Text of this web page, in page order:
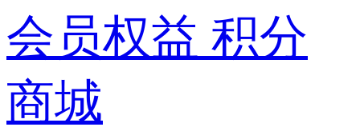
会员权益 积分
商城